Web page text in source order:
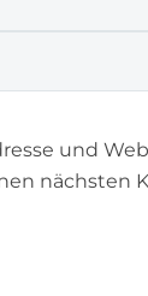
und
nächsten